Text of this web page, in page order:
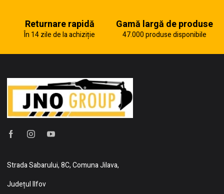
Returnare rapidă
În 14 zile de la achiziție
Gamă largă de produse
47.000 produse disponibile
Strada Sabarului, 8C, Comuna Jilava,
Județul Ilfov